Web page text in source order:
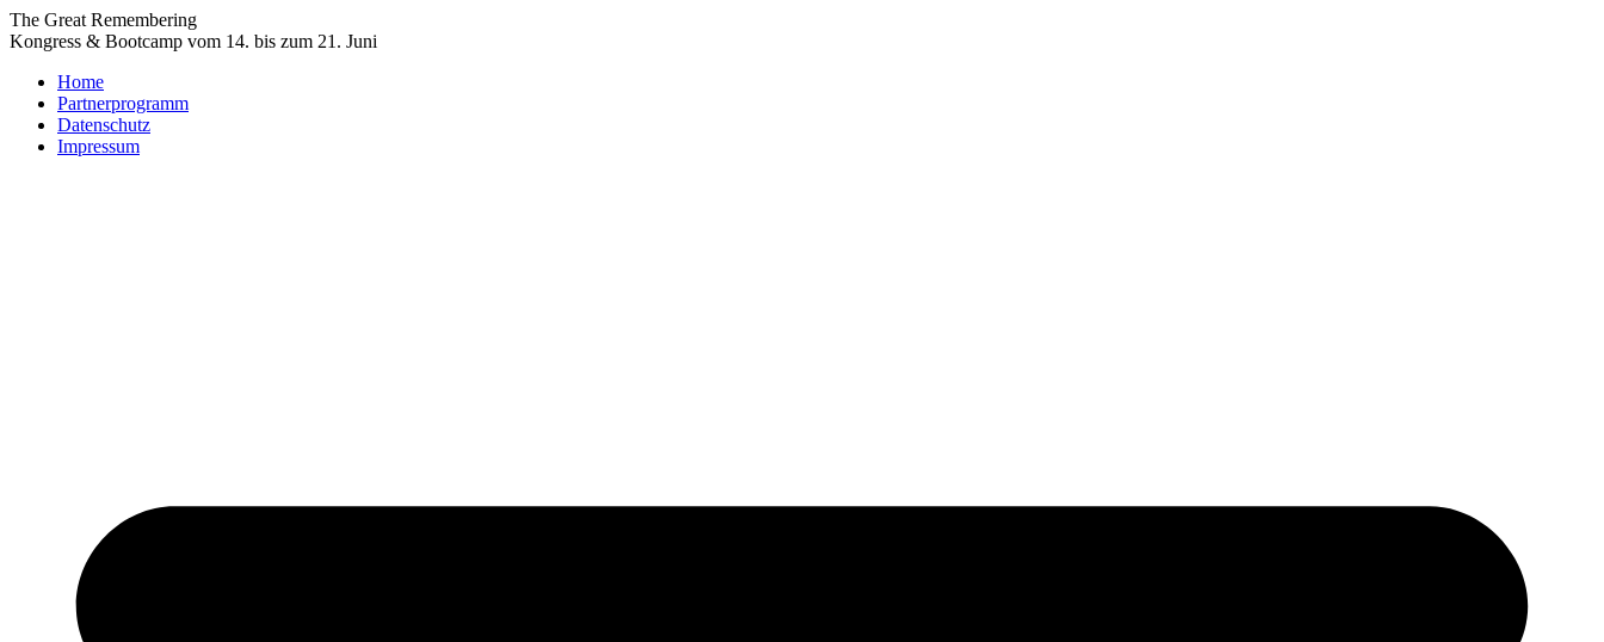
Zum
Inhalt
The Great Remembering
Kongress & Bootcamp vom 14. bis zum 21. Juni
Home
Partnerprogramm
Datenschutz
Impressum